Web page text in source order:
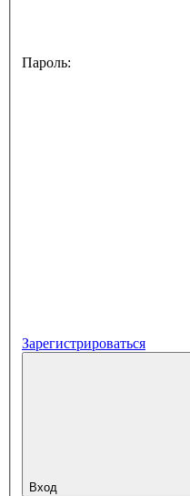
Пароль:
Зарегистрироваться
Вход